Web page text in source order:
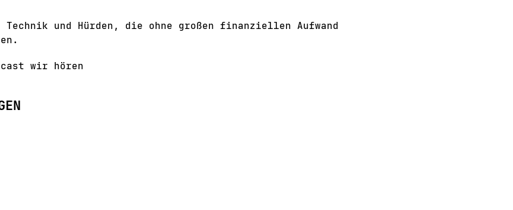
und Hürden, die ohne großen finanziellen Aufwand
wir hören